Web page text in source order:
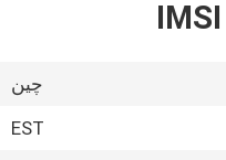
چین
EST